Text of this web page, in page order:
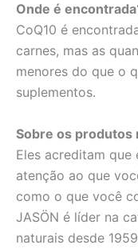
Onde é
CoQ10 é
carnes, mas as
menores do que o
suplementos.
Sobre os produtos
Eles acreditam
atenção ao que
como o que você
JASÖN é líder na
naturais desde